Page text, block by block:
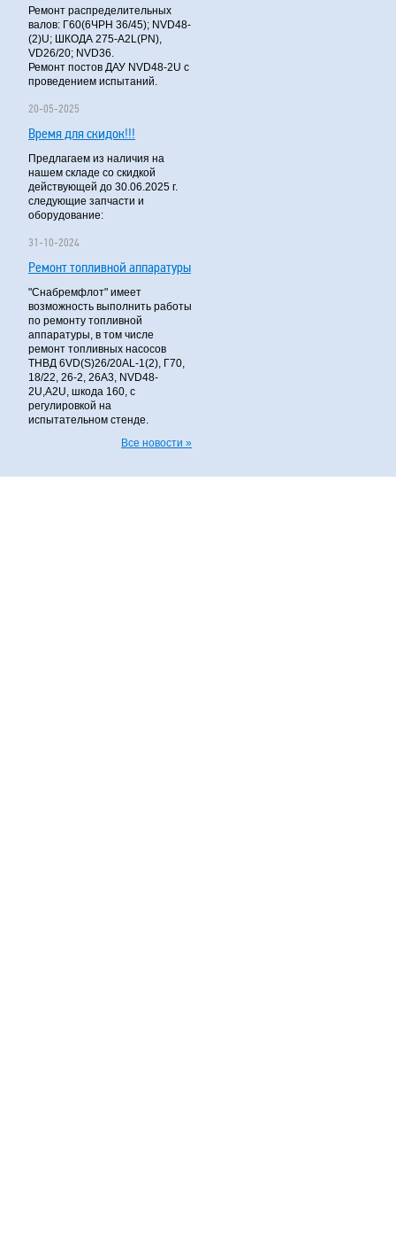
Ремонт распределительных
валов: Г60(6ЧРН 36/45); NVD48-
(2)U; ШКОДА 275-A2L(PN),
VD26/20; NVD36.
Ремонт постов ДАУ NVD48-2U с
проведением испытаний.
20-05-2025
Время для скидок!!!
Предлагаем из наличия на
нашем складе со скидкой
действующей до 30.06.2025 г.
следующие запчасти и
оборудование:
31-10-2024
Ремонт топливной аппаратуры
"Снабремфлот" имеет
возможность выполнить работы
по ремонту топливной
аппаратуры, в том числе
ремонт топливных насосов
ТНВД 6VD(S)26/20AL-1(2), Г70,
18/22, 26-2, 26А3, NVD48-
2U,A2U, шкода 160, с
регулировкой на
испытательном стенде.
Все новости »